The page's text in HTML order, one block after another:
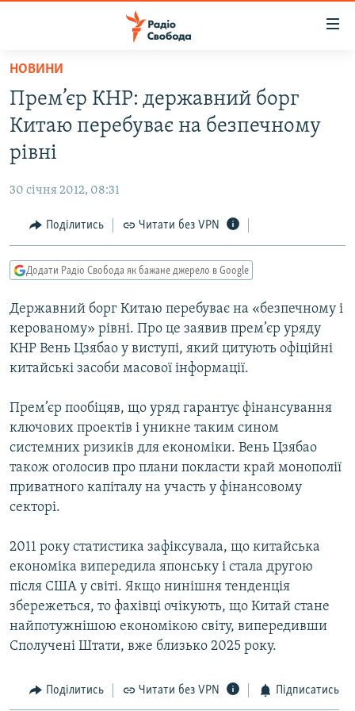
Перейти
основного
матеріалу
Перейти
до
основної
Перейти
до
пошуку
РАДІО СВОБОДА – 70 РОКІВ
ВСЕ ЗА ДОБУ
СТАТТІ
СУСПІЛЬСТВО
УКРАЇНА
СВІТ
РОСІЙСЬКА «ФІЛЬТРАЦІЯ»
ДОНБАС.РЕАЛІЇ
ТИ ЯК?
СХЕМИ
КИТАЙ.ВИКЛИКИ
МУЛЬТИМЕДІА
ФОТО
СПЕЦПРОЄКТИ
ПОДКАСТИ
КРИМ РЕАЛІЇ
УКР
ДОЛУЧАЙСЯ!
НОВИНИ
Прем’єр КНР: державний борг
Китаю перебуває на безпечному
рівні
30 січня 2012, 08:31
Поділитись Читати без VPN
Додати Радіо Свобода як бажане джерело в Google
Державний борг Китаю перебуває на «безпечному і
керованому» рівні. Про це заявив прем’єр уряду
КНР Вень Цзябао у виступі, який цитують офіційні
китайські засоби масової інформації.
Прем’єр пообіцяв, що уряд гарантує фінансування
ключових проектів і уникне таким сином
системних ризиків для економіки. Вень Цзябао
також оголосив про плани покласти край монополії
приватного капіталу на участь у фінансовому
секторі.
2011 року статистика зафіксувала, що китайська
економіка випередила японську і стала другою
після США у світі. Якщо нинішня тенденція
збережеться, то фахівці очікують, що Китай стане
найпотужнішою економікою світу, випередивши
Сполучені Штати, вже близько 2025 року.
Поділитись Читати без VPN Підписатись